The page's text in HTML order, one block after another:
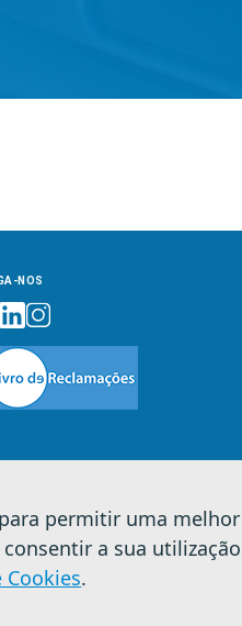
NOS
reservados. Política de
permitir uma
a sua
Cookies.